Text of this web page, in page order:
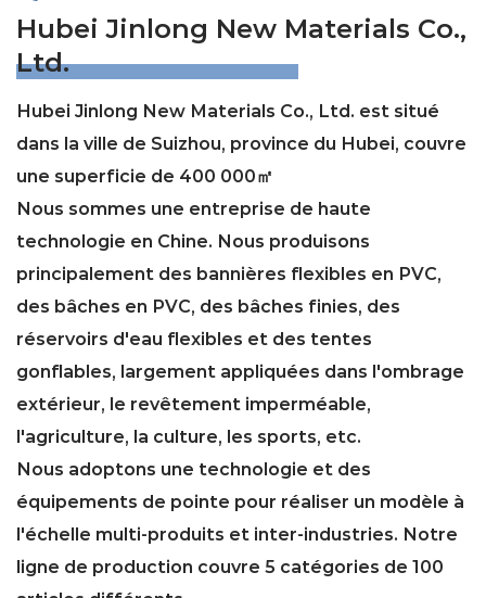
Hubei Jinlong New Materials Co.,
Ltd.
Hubei Jinlong New Materials Co., Ltd. est situé
dans la ville de Suizhou, province du Hubei, couvre
une superficie de 400 000㎡
Nous sommes une entreprise de haute
technologie en Chine. Nous produisons
principalement des bannières flexibles en PVC,
des bâches en PVC, des bâches finies, des
réservoirs d'eau flexibles et des tentes
gonflables, largement appliquées dans l'ombrage
extérieur, le revêtement imperméable,
l'agriculture, la culture, les sports, etc.
Nous adoptons une technologie et des
équipements de pointe pour réaliser un modèle à
l'échelle multi-produits et inter-industries. Notre
ligne de production couvre 5 catégories de 100